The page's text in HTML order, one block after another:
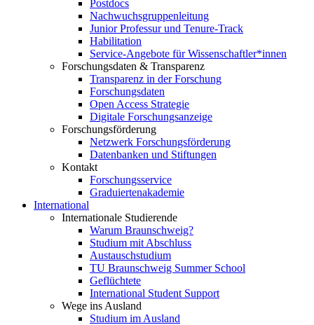
Postdocs
Nachwuchsgruppenleitung
Junior Professur und Tenure-Track
Habilitation
Service-Angebote für Wissenschaftler*innen
Forschungsdaten & Transparenz
Transparenz in der Forschung
Forschungsdaten
Open Access Strategie
Digitale Forschungsanzeige
Forschungsförderung
Netzwerk Forschungsförderung
Datenbanken und Stiftungen
Kontakt
Forschungsservice
Graduiertenakademie
International
Internationale Studierende
Warum Braunschweig?
Studium mit Abschluss
Austauschstudium
TU Braunschweig Summer School
Geflüchtete
International Student Support
Wege ins Ausland
Studium im Ausland